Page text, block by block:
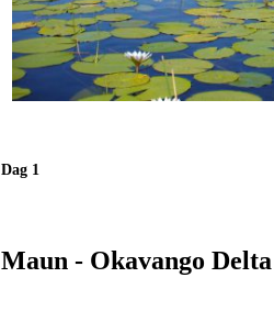
Dag 1
Maun - Okavango Delta